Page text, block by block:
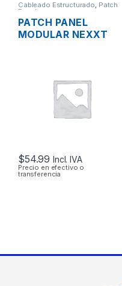
Cableado Estructurado, Patch
Panel
PATCH PANEL
MODULAR NEXXT
$54.99 Incl. IVA
Precio en efectivo o
transferencia